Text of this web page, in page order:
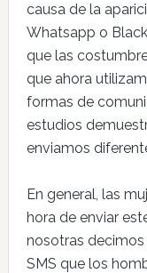
causa de la
Whatsapp o
que las
que ahora
formas de
estudios
enviamos
En general, las
hora de enviar
nosotras decimos
SMS que los